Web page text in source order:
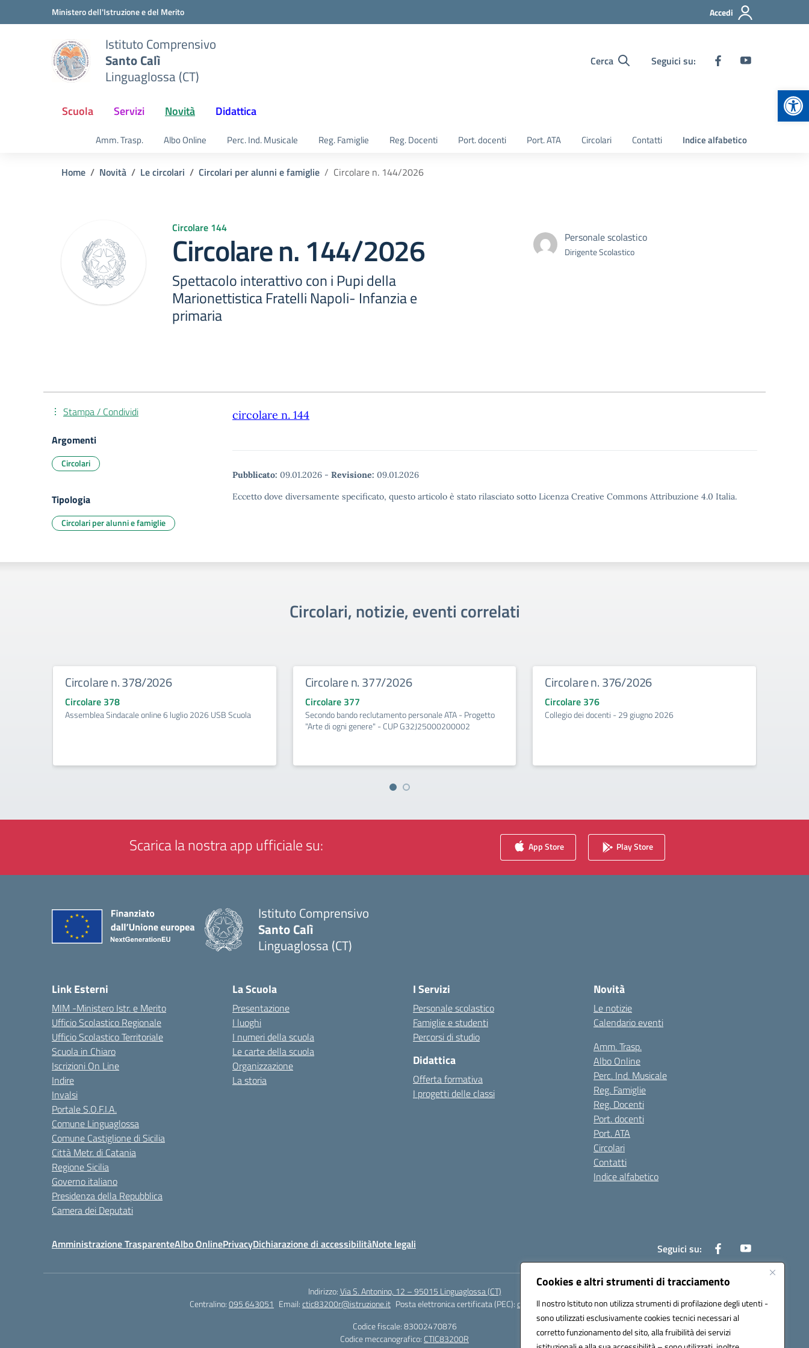
Cookies e altri strumenti di tracciamento
Il nostro Istituto non utilizza strumenti di profilazione degli utenti -
sono utilizzati esclusivamente cookies tecnici necessari al
corretto funzionamento del sito, alla fruibilità dei servizi
Vai ai contenuti
Vai al menu di navigazioneMinistero dell'Istruzione e del Merito Accedi
Istituto Comprensivo
Santo Calì
Linguaglossa (CT)
Cerca Seguici su:
Scuola Servizi Novità Didattica
Amm. Trasp. Albo Online Perc. Ind. Musicale Reg. Famiglie Reg. Docenti Port. docenti Port. ATA Circolari Contatti Indice alfabetico
Home Novità Le circolari Circolari per alunni e famiglie Circolare n. 144/2026
Circolare 144
Circolare n. 144/2026
Spettacolo interattivo con i Pupi della
Marionettistica Fratelli Napoli- Infanzia e
primaria
Personale scolastico
Dirigente Scolastico
circolare n. 144
Pubblicato: 09.01.2026 - Revisione: 09.01.2026
Eccetto dove diversamente specificato, questo articolo è stato rilasciato sotto Licenza Creative Commons Attribuzione 4.0 Italia.
Stampa / Condividi
Argomenti
Circolari
Tipologia
Circolari per alunni e famiglie
Circolari, notizie, eventi correlati
Circolare n. 378/2026
Circolare 378
Assemblea Sindacale online 6 luglio 2026 USB Scuola
Circolare n. 377/2026
Circolare 377
Secondo bando reclutamento personale ATA - Progetto
"Arte di ogni genere" - CUP G32J25000200002
Circolare n. 376/2026
Circolare 376
Collegio dei docenti - 29 giugno 2026
Scarica la nostra app ufficiale su: App Store Play Store
Istituto Comprensivo
Santo Calì
Linguaglossa (CT)
Link Esterni
MIM -Ministero Istr. e Merito
Ufficio Scolastico Regionale
Ufficio Scolastico Territoriale
Scuola in Chiaro
Iscrizioni On Line
Indire
Invalsi
Portale S.O.F.I.A.
Comune Linguaglossa
Comune Castiglione di Sicilia
Città Metr. di Catania
Regione Sicilia
Governo italiano
Presidenza della Repubblica
Camera dei Deputati
La Scuola
Presentazione
I luoghi
I numeri della scuola
Le carte della scuola
Organizzazione
La storia
I Servizi
Personale scolastico
Famiglie e studenti
Percorsi di studio
Didattica
Offerta formativa
I progetti delle classi
Novità
Le notizie
Calendario eventi
Amm. Trasp.
Albo Online
Perc. Ind. Musicale
Reg. Famiglie
Reg. Docenti
Port. docenti
Port. ATA
Circolari
Contatti
Indice alfabetico
Amministrazione TrasparenteAlbo OnlinePrivacyDichiarazione di accessibilitàNote legali Seguici su:
Indirizzo:Via S. Antonino, 12 – 95015 Linguaglossa (CT)
Centralino:095 643051 Email:ctic83200r@istruzione.it Posta elettronica certificata (PEC):ctic83200r@pec.istruzione.it
Codice fiscale: 83002470876
Codice meccanografico: CTIC83200R